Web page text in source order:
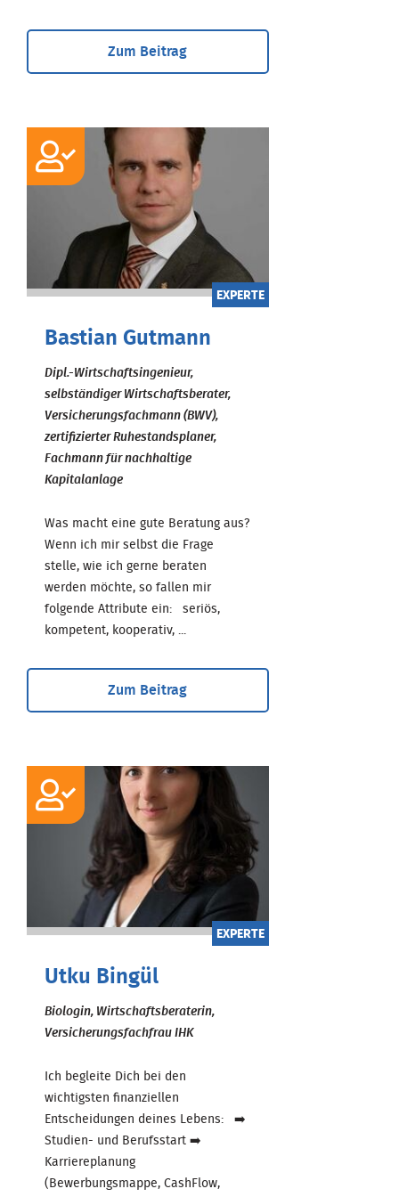
Zum Beitrag
EXPERTE
Bastian Gutmann
Dipl.-Wirtschaftsingenieur,
selbständiger Wirtschaftsberater,
Versicherungsfachmann (BWV),
zertifizierter Ruhestandsplaner,
Fachmann für nachhaltige
Kapitalanlage
Was macht eine gute Beratung aus?
Wenn ich mir selbst die Frage
stelle, wie ich gerne beraten
werden möchte, so fallen mir
folgende Attribute ein: seriös,
kompetent, kooperativ, ...
Zum Beitrag
EXPERTE
Utku Bingül
Biologin, Wirtschaftsberaterin,
Versicherungsfachfrau IHK
Ich begleite Dich bei den
wichtigsten finanziellen
Entscheidungen deines Lebens: ➡️
Studien- und Berufsstart ➡️
Karriereplanung
(Bewerbungsmappe, CashFlow,